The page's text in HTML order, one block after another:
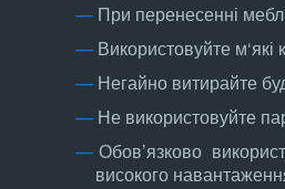
При перенесенні
Використовуйте м‘які
Негайно витирайте
Не використовуйте
Обов’язково
високого